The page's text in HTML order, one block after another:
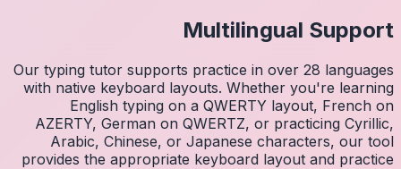
Our
with